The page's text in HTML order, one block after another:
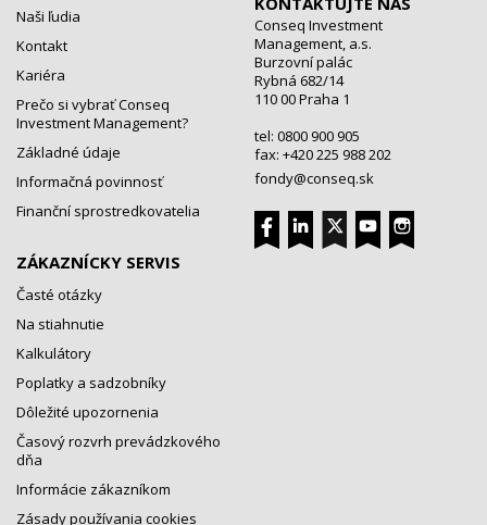
Naši ľudia
Kontakt
Kariéra
Prečo si vybrať Conseq
Investment Management?
Základné údaje
Informačná povinnosť
Finanční sprostredkovatelia
ZÁKAZNÍCKY SERVIS
Časté otázky
Na stiahnutie
Kalkulátory
Poplatky a sadzobníky
Dôležité upozornenia
Časový rozvrh prevádzkového
dňa
Informácie zákazníkom
Zásady používania cookies
Conseq Investment
Management, a.s.
Burzovní palác
Rybná 682/14
110 00 Praha 1
tel: 0800 900 905
fax: +420 225 988 202
fondy@conseq.sk